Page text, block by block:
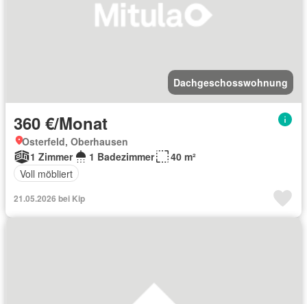
Dachgeschosswohnung
360 €/Monat
Osterfeld, Oberhausen
1 Zimmer
1 Badezimmer
40 m²
Voll möbliert
21.05.2026 bei Kip